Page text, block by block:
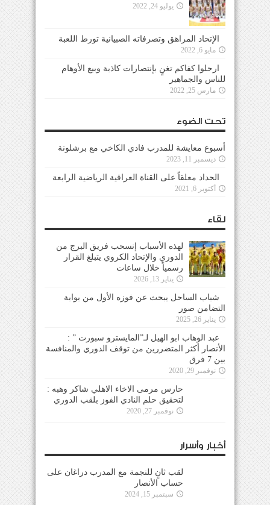
يوليو 24, 2022
الإتحاد المراهق وتصرفاته الصبيانية تورط اللعبة
مايو 6, 2022
ارحلوا كفاكم تغنٍ بإنتصارات كاذبة وبيع الأوهام
للناس والجماهير
مارس 25, 2022
تحت الضوء
أسبوع معايشة للمدرب فادي الكاخي مع برشلونة
ديسمبر 11, 2023
الحداد معلقاً على القناة العراقية الرياضية الرابعة
أكتوبر 6, 2021
لقاء
لهذه الأسباب إنسحب فريق البرج من
الدوري والإتحاد الكروي يتبلغ القرار
رسمياً خلال ساعات
يناير 13, 2026
شباب الساحل يبحث عن فوزه الأول من بوابة
التضامن صور
يناير 26, 2025
عبد الوهاب ابو الهيل لـ”المايسترو سبورت ” :
الأنصار أكثر المتضررين من توقف الدوري والمنافسة
بين 7 فرق
نوفمبر 29, 2020
حارس مرمى الاخاء الاهلي شاكر وهبه :
لتحقيق حلم النادي الفوز بلقب الدوري
نوفمبر 27, 2020
أخبار وأسرار
لقب ثانٍ للنجمة مع المدرب دراغان على
حساب الأنصار
سبتمبر 15, 2024